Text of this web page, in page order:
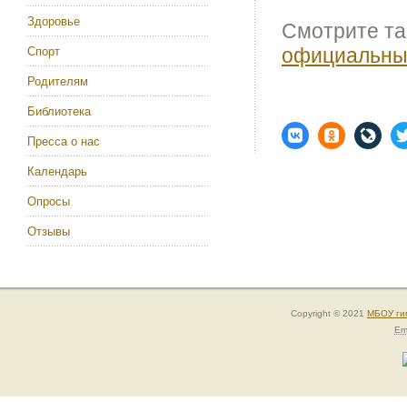
Здоровье
Спорт
Родителям
Библиотека
Пресса о нас
Календарь
Опросы
Отзывы
Смотрите
Copyright © 2021 МБОУ